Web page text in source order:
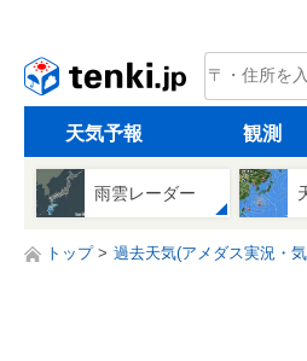
tenki.jp
天気予報 観測
雨雲レーダー
トップ 過去天気(アメダス実況・